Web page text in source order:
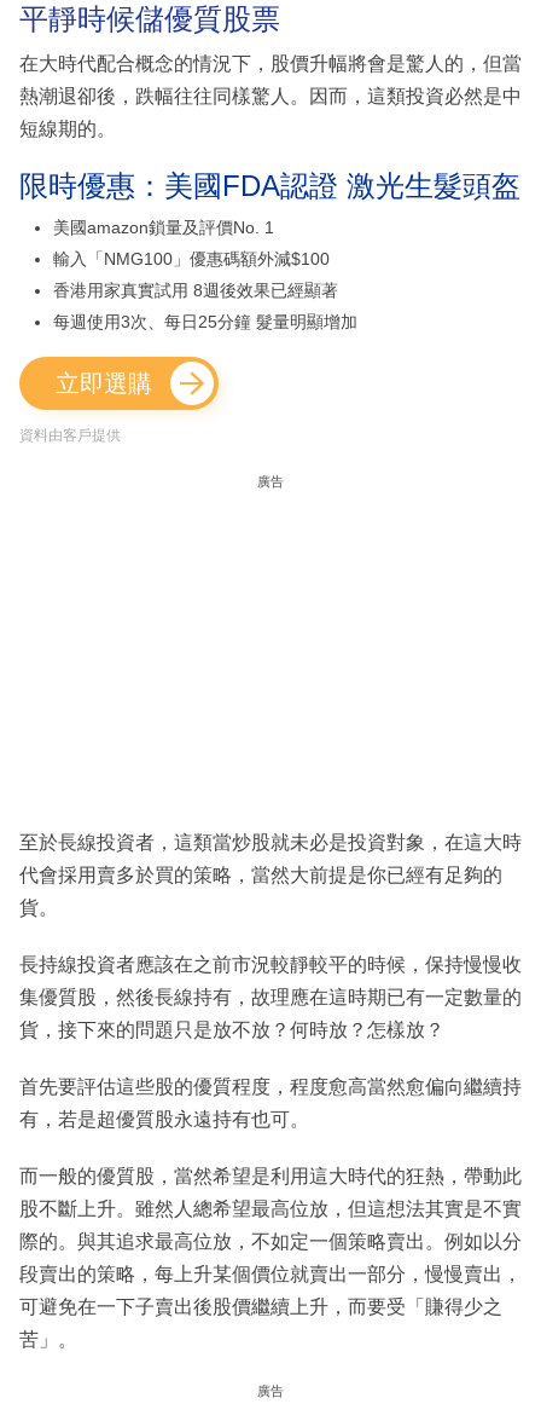
平靜時候儲優質股票
在大時代配合概念的情況下，股價升幅將會是驚人的，但當
熱潮退卻後，跌幅往往同樣驚人。因而，這類投資必然是中
短線期的。
限時優惠：美國FDA認證 激光生髮頭盔
美國amazon鎖量及評價No. 1
輸入「NMG100」優惠碼額外減$100
香港用家真實試用 8週後效果已經顯著
每週使用3次、每日25分鐘 髮量明顯增加
立即選購
資料由客戶提供
廣告
至於長線投資者，這類當炒股就未必是投資對象，在這大時
代會採用賣多於買的策略，當然大前提是你已經有足夠的
貨。
長持線投資者應該在之前市況較靜較平的時候，保持慢慢收
集優質股，然後長線持有，故理應在這時期已有一定數量的
貨，接下來的問題只是放不放？何時放？怎樣放？
首先要評估這些股的優質程度，程度愈高當然愈偏向繼續持
有，若是超優質股永遠持有也可。
而一般的優質股，當然希望是利用這大時代的狂熱，帶動此
股不斷上升。雖然人總希望最高位放，但這想法其實是不實
際的。與其追求最高位放，不如定一個策略賣出。例如以分
段賣出的策略，每上升某個價位就賣出一部分，慢慢賣出，
可避免在一下子賣出後股價繼續上升，而要受「賺得少之
苦」。
廣告